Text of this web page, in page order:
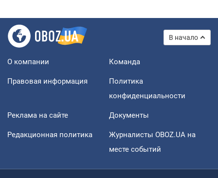
В начало
О компании Команда
Правовая информация
Политика
конфиденциальности
Реклама на сайте Документы
Редакционная политика
Журналисты OBOZ.UA на
месте событий